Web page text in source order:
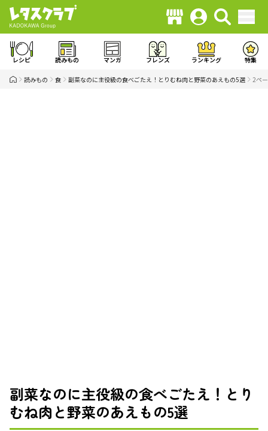
レシピ 読みもの マンガ フレンズ ランキング 特集
読みもの 食 副菜なのに主役級の食べごたえ！とりむね肉と野菜のあえもの5選 2ペ
副菜なのに主役級の食べごたえ！とり
むね肉と野菜のあえもの5選